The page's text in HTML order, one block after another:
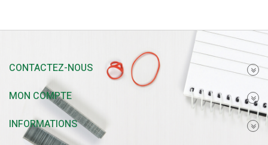
CONTACTEZ-NOUS
MON COMPTE
INFORMATIONS